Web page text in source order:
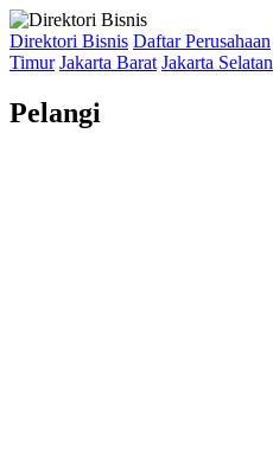
Direktori Bisnis Daftar Perusahaan
Timur Jakarta Barat Jakarta Selatan
Pelangi